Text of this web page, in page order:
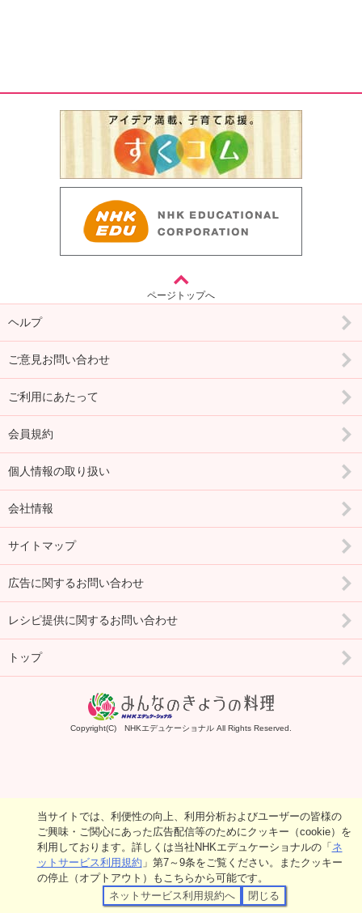
ページトップへ
ヘルプ
ご意見お問い合わせ
ご利用にあたって
会員規約
個人情報の取り扱い
会社情報
サイトマップ
広告に関するお問い合わせ
レシピ提供に関するお問い合わせ
トップ
Copyright(C) NHKエデュケーショナル All Rights Reserved.
当サイトでは、利便性の向上、利用分析およびユーザーの皆様の
ご興味・ご関心にあった広告配信等のためにクッキー（cookie）を
利用しております。詳しくは当社NHKエデュケーショナルの「 ネ
ットサービス利用規約 」第7～9条をご覧ください。またクッキー
の停止（オプトアウト）もこちらから可能です。
ネットサービス利用規約へ
閉じる